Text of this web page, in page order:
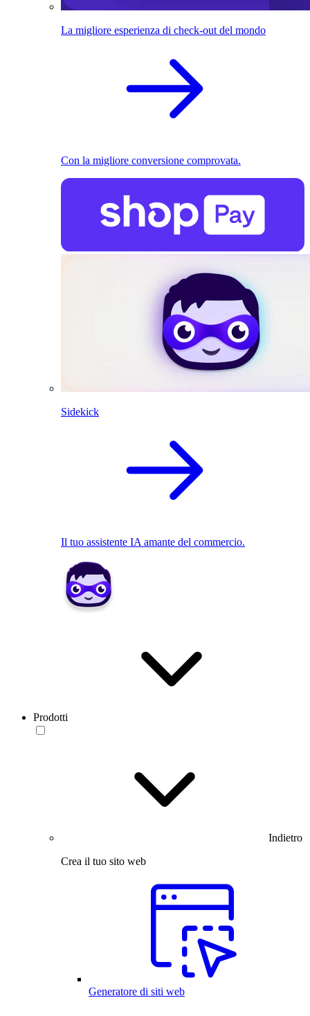
La migliore esperienza di check-out del mondo
Con la migliore conversione comprovata.
Sidekick
Il tuo assistente IA amante del commercio.
Prodotti
Indietro
Crea il tuo sito web
Generatore di siti web